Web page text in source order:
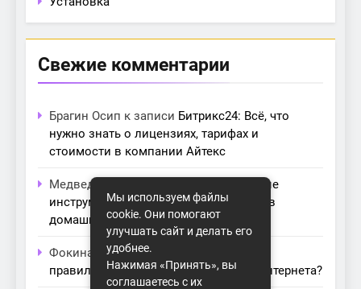
Свежие комментарии
Брагин Осип к записи Битрикс24: Всё, что
нужно знать о лицензиях, тарифах и
стоимости в компании Айтекс
Медведева Амалия
Основные
инструменты для создания серверов в
домашних условиях
Фокина Невак записи
правильный модем для домашнего интернета?
Мы используем файлы
cookie. Они помогают
улучшать сайт и делать его
удобнее.
Нажимая «Принять», вы
соглашаетесь с их